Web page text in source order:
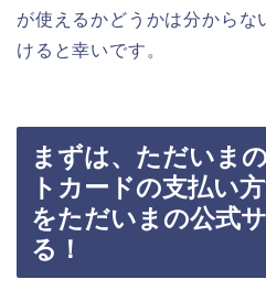
が使えるかどうかは分からな
けると幸いです。
まずは、ただいま
トカードの支払い
をただいまの公式
る！